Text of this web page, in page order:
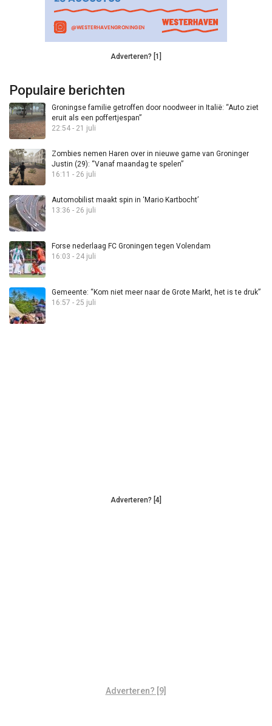
Adverteren? [1]
Populaire berichten
Groningse familie getroffen door noodweer in Italië: “Auto ziet
eruit als een poffertjespan”
22:54 - 21 juli
Zombies nemen Haren over in nieuwe game van Groninger
Justin (29): “Vanaf maandag te spelen”
16:11 - 26 juli
Automobilist maakt spin in ‘Mario Kartbocht’
13:36 - 26 juli
Forse nederlaag FC Groningen tegen Volendam
16:03 - 24 juli
Gemeente: “Kom niet meer naar de Grote Markt, het is te druk”
16:57 - 25 juli
Adverteren? [4]
Adverteren? [9]